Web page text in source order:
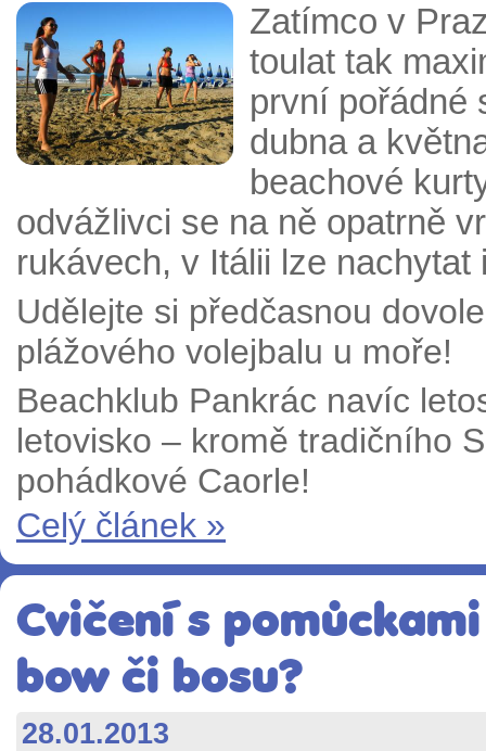
Zatímco v
toulat tak
první pořádné
dubna a
beachové
odvážlivci se na ně opatrně
rukávech, v Itálii lze nachytat
Udělejte si předčasnou
plážového volejbalu u moře!
Beachklub Pankrác navíc
letovisko – kromě tradičního
pohádkové Caorle!
Celý článek »
Cvičení s
bow či bosu?
28.01.2013